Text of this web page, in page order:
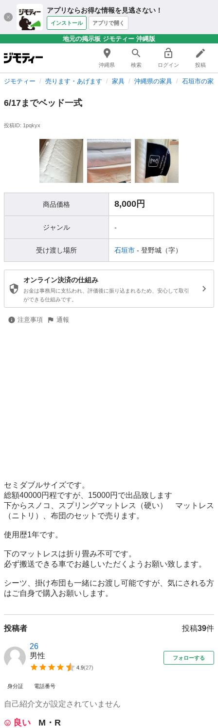
アプリならお得な情報を見逃さない！
インストール アプリで開く
地元の掲示板 ジモティー 沖縄版
沖縄県 検索 ログイン 投稿
ジモティー 売ります・あげます 家具 沖縄県の家具 石垣市の家
6/17までベッド一式
投稿ID: 1pqkyx
商品価格 8,000円
ジャンル -
受け渡し場所 石垣市 - 登野城（字）
オンライン決済の仕組み
お金は事務局に支払われ、評価後に振り込まれるため、安心して取引
ができる仕組みです。
注意事項 通報
セミダブルサイズです。
総額40000円程ですが、15000円で出品致します
下からスノコ、スプリングマットレス（硬い）　マットレス
（ニトリ）、布団のセットで売ります。
使用歴1年です。
下のマットレスは折り畳み不可です。
必ず搬送できる車でお越しいただくようお願い致します。
シーツ、掛け布団も一緒にお渡し可能ですが、気にされる方
はご自身で購入お願いします。
投稿者 投稿39件
26
男性
4.9(27)
フォローする
身分証 電話番号
自己紹介文が設定されていません
良い
M・R